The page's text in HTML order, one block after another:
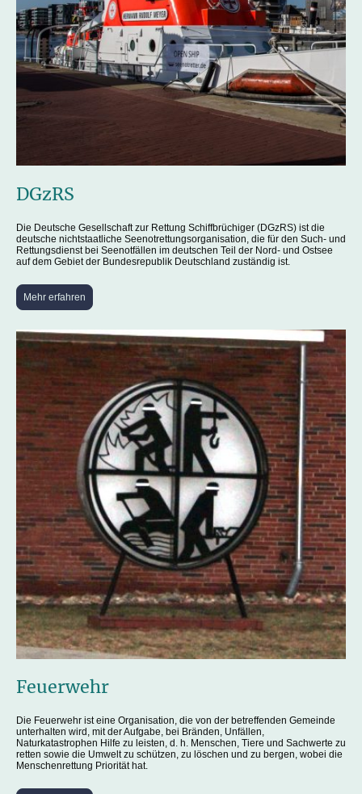
DGzRS
Die Deutsche Gesellschaft zur Rettung Schiffbrüchiger (DGzRS) ist die
deutsche nichtstaatliche Seenotrettungsorganisation, die für den Such- und
Rettungsdienst bei Seenotfällen im deutschen Teil der Nord- und Ostsee
auf dem Gebiet der Bundesrepublik Deutschland zuständig ist.
Mehr erfahren
Feuerwehr
Die Feuerwehr ist eine Organisation, die von der betreffenden Gemeinde
unterhalten wird, mit der Aufgabe, bei Bränden, Unfällen,
Naturkatastrophen Hilfe zu leisten, d. h. Menschen, Tiere und Sachwerte zu
retten sowie die Umwelt zu schützen, zu löschen und zu bergen, wobei die
Menschenrettung Priorität hat.